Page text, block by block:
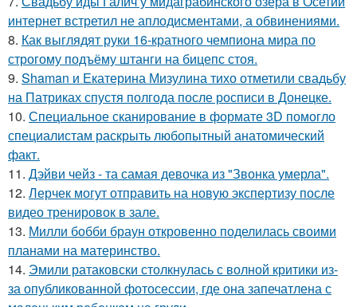
интернет встретил не аплодисментами, а обвинениями.
8. Как выглядят руки 16-кратного чемпиона мира по
строгому подъёму штанги на бицепс стоя.
9. Shaman и Екатерина Мизулина тихо отметили свадьбу
на Патриках спустя полгода после росписи в Донецке.
10. Специальное сканирование в формате 3D помогло
специалистам раскрыть любопытный анатомический
факт.
11. Дэйви чейз - та самая девочка из "Звонка умерла".
12. Лерчек могут отправить на новую экспертизу после
видео тренировок в зале.
13. Милли бобби браун откровенно поделилась своими
планами на материнство.
14. Эмили ратаковски столкнулась с волной критики из-
за опубликованной фотосессии, где она запечатлена с